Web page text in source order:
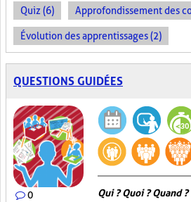
Quiz (6) Approfondissement des
Évolution des apprentissages (2)
QUESTIONS GUIDÉES
0 Qui ? Quoi ? Quand